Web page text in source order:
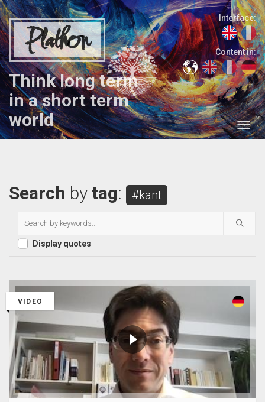
Plathon
Think long term
in a short term
world
Interface:
Content in:
Search by tag: #kant
Display quotes
VIDEO